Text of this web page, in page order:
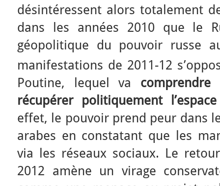
désintéressent alors totalement
dans les années 2010 que le
géopolitique du pouvoir russe
manifestations de 2011-12
Poutine, lequel va
récupérer politiquement
effet, le pouvoir prend peur dans
arabes en constatant que les
via les réseaux sociaux. Le
2012 amène un virage